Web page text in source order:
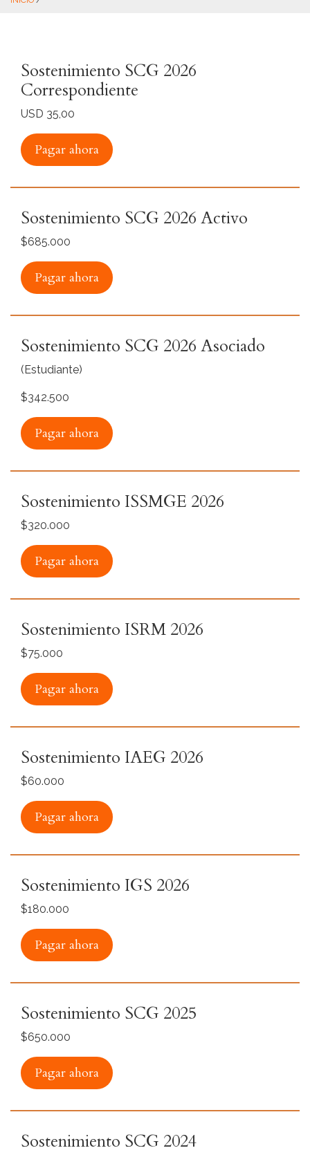
Sostenimiento SCG 2026
Correspondiente
USD 35,00
Pagar ahora
Sostenimiento SCG 2026 Activo
$685.000
Pagar ahora
Sostenimiento SCG 2026 Asociado
(Estudiante)
$342.500
Pagar ahora
Sostenimiento ISSMGE 2026
$320.000
Pagar ahora
Sostenimiento ISRM 2026
$75.000
Pagar ahora
Sostenimiento IAEG 2026
$60.000
Pagar ahora
Sostenimiento IGS 2026
$180.000
Pagar ahora
Sostenimiento SCG 2025
$650.000
Pagar ahora
Sostenimiento SCG 2024